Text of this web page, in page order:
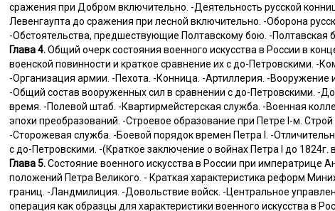
сражения при Добром включительно. -Деятельность русской
Левенгаупта до сражения при лесной включительно. -Оборона
-Обстоятельства, предшествующие Полтавскому бою. -Полтавская
Глава 4.Общий очерк состояния военного искусства в России в
военской повинности и краткое сравнение их с до-Петровскими.
-Организация армии. -Пехота. -Конница. -Артиллерия. -
-Общий состав вооруженных сил в сравнении с до-Петровскими. -
время. -Полевой штаб. -Квартирмейстерская служба. -Военная
эпохи преобразований. -Строевое образование при Петре I-м.
-Сторожевая служба. -Боевой порядок времен Петра I. -
с до-Петровскими. -(Краткое заключение о войнах Петра I до 1824г.
Глава 5.Состояние военного искусства в России при императрице
положений Петра Великого. - Краткая характеристика реформ
границ. -Ландмилиция. -Довольствие войск. -Центральное
операция как образцы для характеристики военного искусства в